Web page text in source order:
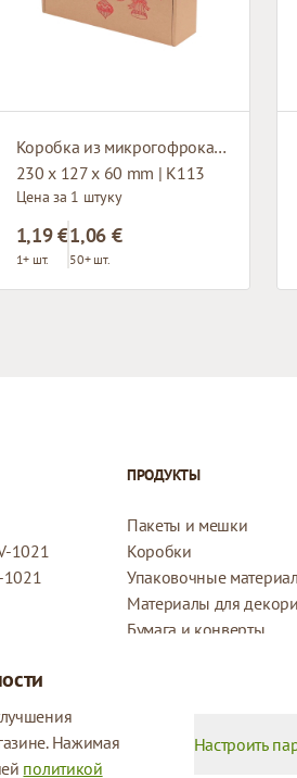
Коробка из микрогофрокартона
230 x 127 x 60 mm | K113
Цена за 1 штуку
1,19 €
1+ шт.
1,06 €
50+ шт.
Нажимая
политикой
Настроить
1021
1021
ПРОДУКТЫ
Пакеты и мешки
Коробки
Упаковочные
Материалы для
Бумага и конверты